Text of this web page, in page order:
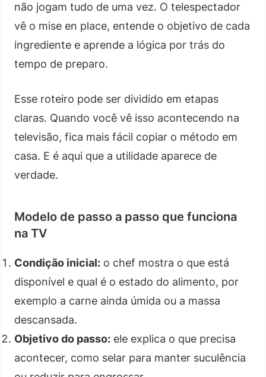
não jogam tudo de uma vez. O telespectador
vê o mise en place, entende o objetivo de cada
ingrediente e aprende a lógica por trás do
tempo de preparo.
Esse roteiro pode ser dividido em etapas
claras. Quando você vê isso acontecendo na
televisão, fica mais fácil copiar o método em
casa. E é aqui que a utilidade aparece de
verdade.
Modelo de passo a passo que funciona
na TV
Condição inicial: o chef mostra o que está
disponível e qual é o estado do alimento, por
exemplo a carne ainda úmida ou a massa
descansada.
Objetivo do passo: ele explica o que precisa
acontecer, como selar para manter suculência